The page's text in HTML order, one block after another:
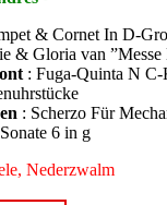
& Cornet In D-
& Gloria van ”Messe
: Fuga-Quinta N
: Scherzo Für
6 in g
Nederzwalm